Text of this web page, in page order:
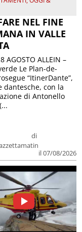
NEL FINE
IN VALLE
di
il 07/08/2026
AGOSTO ALLEIN –
Le Plan-de-
“ItinerDante”,
dantesche, con la
di Antonello